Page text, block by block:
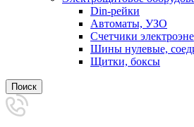
Din-рейки
Автоматы, УЗО
Счетчики
Шины нулевые,
Щитки, боксы
Поиск